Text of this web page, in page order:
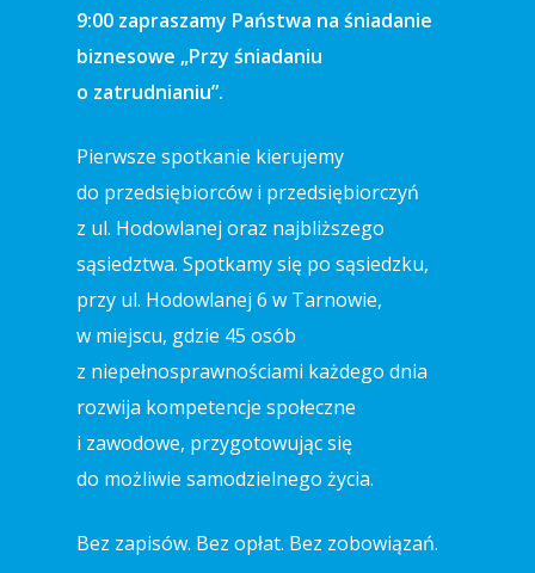
9:00 zapraszamy Państwa na śniadanie
biznesowe „Przy śniadaniu
o zatrudnianiu”.
Pierwsze spotkanie kierujemy
do przedsiębiorców i przedsiębiorczyń
z ul. Hodowlanej oraz najbliższego
sąsiedztwa. Spotkamy się po sąsiedzku,
przy ul. Hodowlanej 6 w Tarnowie,
w miejscu, gdzie 45 osób
z niepełnosprawnościami każdego dnia
rozwija kompetencje społeczne
i zawodowe, przygotowując się
do możliwie samodzielnego życia.
Bez zapisów. Bez opłat. Bez zobowiązań.